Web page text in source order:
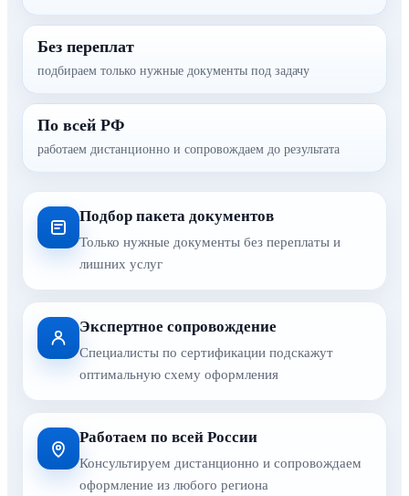
Без переплат
подбираем только нужные документы под задачу
По всей РФ
работаем дистанционно и сопровождаем до результата
Подбор пакета документов
Только нужные документы без переплаты и
лишних услуг
Экспертное сопровождение
Специалисты по сертификации подскажут
оптимальную схему оформления
Работаем по всей России
Консультируем дистанционно и сопровождаем
оформление из любого региона